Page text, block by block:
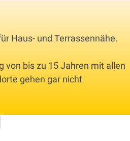
Haus- und Terrassennähe.
bis zu 15 Jahren mit allen
gehen gar nicht